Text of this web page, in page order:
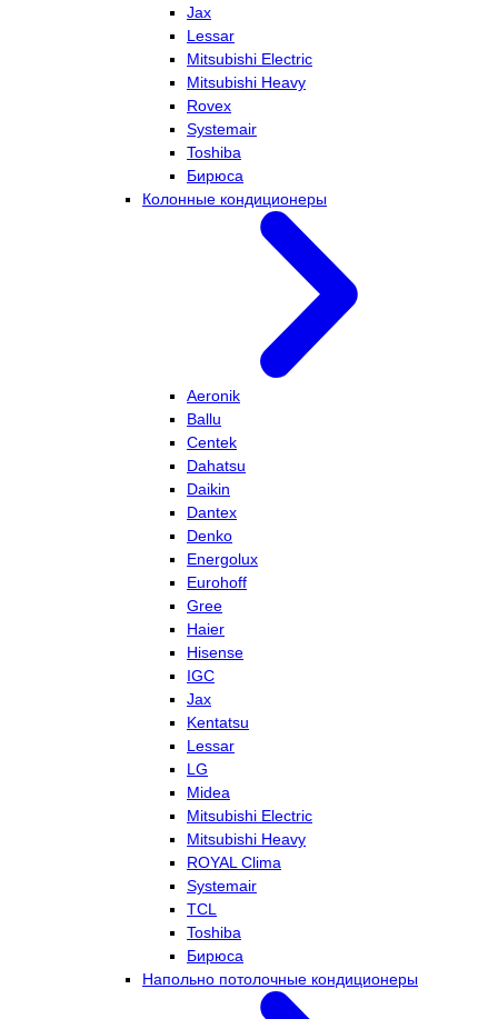
Jax
Lessar
Mitsubishi Electric
Mitsubishi Heavy
Rovex
Systemair
Toshiba
Бирюса
Колонные кондиционеры
Aeronik
Ballu
Centek
Dahatsu
Daikin
Dantex
Denko
Energolux
Eurohoff
Gree
Haier
Hisense
IGC
Jax
Kentatsu
Lessar
LG
Midea
Mitsubishi Electric
Mitsubishi Heavy
ROYAL Clima
Systemair
TCL
Toshiba
Бирюса
Напольно потолочные кондиционеры